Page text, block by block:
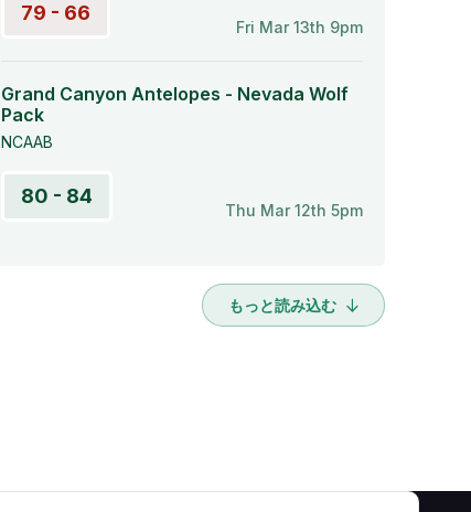
79 - 66
Fri Mar 13th 9pm
Grand Canyon Antelopes - Nevada Wolf
Pack
NCAAB
80 - 84
Thu Mar 12th 5pm
もっと読み込む